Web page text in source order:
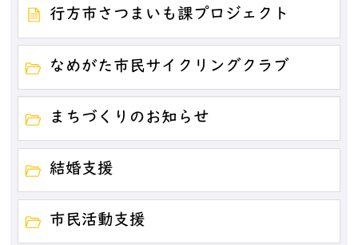
行方市さつまいも課プロジェクト
なめがた市民サイクリングクラブ
まちづくりのお知らせ
結婚支援
市民活動支援